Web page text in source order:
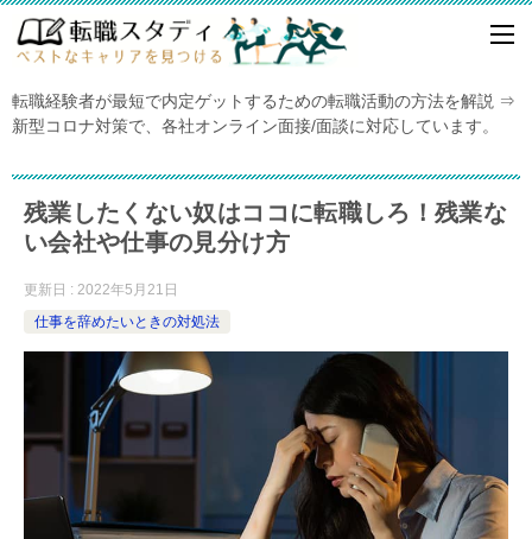
転職経験者が最短で内定ゲットするための転職活動の方法を解説 ⇒
新型コロナ対策で、各社オンライン面接/面談に対応しています。
残業したくない奴はココに転職しろ！残業な
い会社や仕事の見分け方
更新日 : 2022年5月21日
仕事を辞めたいときの対処法